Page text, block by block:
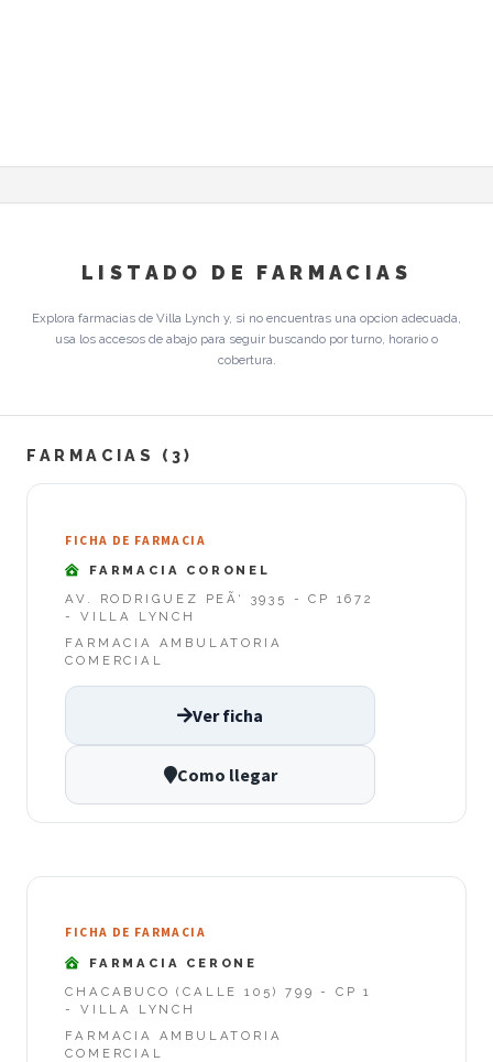
LISTADO DE FARMACIAS
Explora farmacias de Villa Lynch y, si no encuentras una opcion adecuada,
usa los accesos de abajo para seguir buscando por turno, horario o
cobertura.
FARMACIAS (3)
FICHA DE FARMACIA
FARMACIA CORONEL
AV. RODRIGUEZ PEÃ‘ 3935 - CP 1672
- VILLA LYNCH
FARMACIA AMBULATORIA
COMERCIAL
Ver ficha
Como llegar
FICHA DE FARMACIA
FARMACIA CERONE
CHACABUCO (CALLE 105) 799 - CP 1
- VILLA LYNCH
FARMACIA AMBULATORIA
COMERCIAL